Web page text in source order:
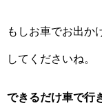
もしお車でお出か
してくださいね。
できるだけ車で行